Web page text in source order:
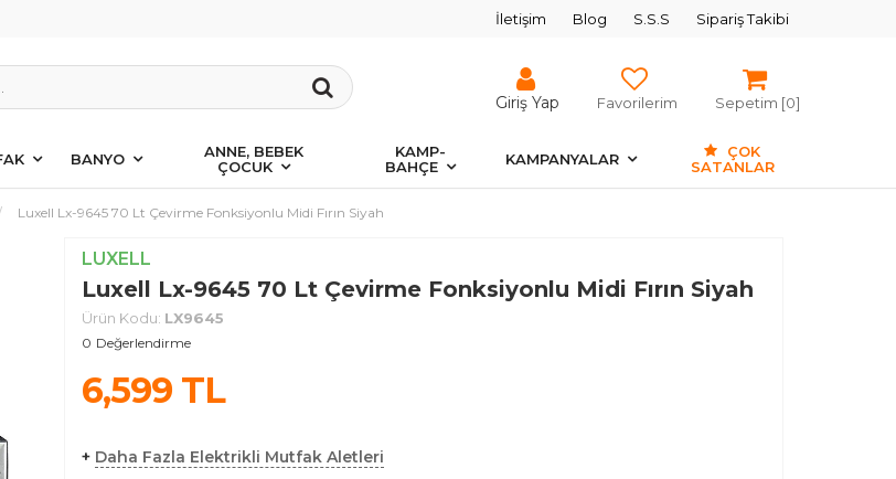
İletişim Blog S.S.S Sipariş Takibi
Giriş Yap Favorilerim Sepetim [0]
BANYO
ANNE, BEBEK
ÇOCUK
KAMP-
BAHÇE
KAMPANYALAR
ÇOK
SATANLAR
Luxell Lx-9645 70 Lt Çevirme Fonksiyonlu Midi Fırın Siyah
LUXELL
Luxell Lx-9645 70 Lt Çevirme Fonksiyonlu Midi Fırın Siyah
Ürün Kodu: LX9645
0 Değerlendirme
6,599TL
+ Daha Fazla Elektrikli Mutfak Aletleri